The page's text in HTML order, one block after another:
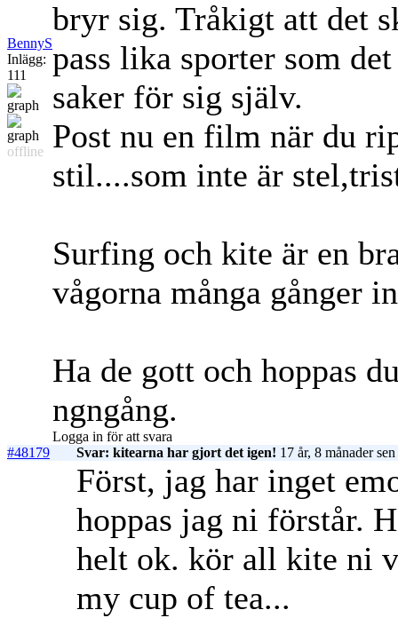
BennyS
Inlägg:
111
offline
bryr sig. Tråkigt att det
pass lika sporter som
saker för sig själv.
Post nu en film när du
stil....som inte är
Surfing och kite är en
vågorna många gånger
Ha de gott och hoppas
ngngång.
Logga in för att svara
#48179
Svar: kitearna har gjort det igen! 17 år, 8 månader sen
Först, jag har inget
hoppas jag ni förstår.
helt ok. kör all kite ni
my cup of tea...